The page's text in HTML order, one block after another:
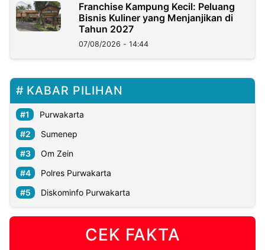
Franchise Kampung Kecil: Peluang
Bisnis Kuliner yang Menjanjikan di
Tahun 2027
07/08/2026 - 14:44
KABAR PILIHAN
Purwakarta
Sumenep
Om Zein
Polres Purwakarta
Diskominfo Purwakarta
CEK FAKTA